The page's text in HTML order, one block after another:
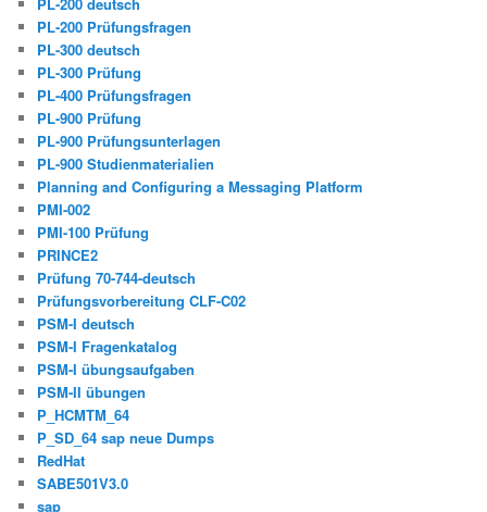
PL-200 Prüfungsfragen
PL-300 deutsch
PL-300 Prüfung
PL-400 Prüfungsfragen
PL-900 Prüfung
PL-900 Prüfungsunterlagen
PL-900 Studienmaterialien
Planning and Configuring a Messaging Platform
PMI-002
PMI-100 Prüfung
PRINCE2
Prüfung 70-744-deutsch
Prüfungsvorbereitung CLF-C02
PSM-I deutsch
PSM-I Fragenkatalog
PSM-I übungsaufgaben
PSM-II übungen
P_HCMTM_64
P_SD_64 sap neue Dumps
RedHat
SABE501V3.0
sap